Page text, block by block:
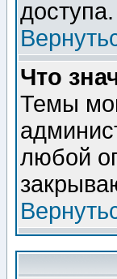
доступа.
Что
Темы
любой